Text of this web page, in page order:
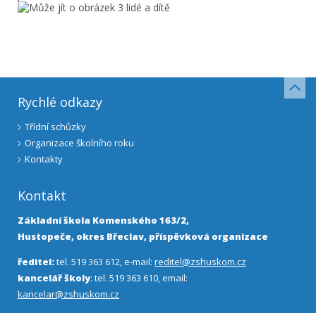
Rychlé odkazy
Třídní schůzky
Organizace školního roku
Kontakty
Kontakt
Základní škola Komenského 163/2,
Hustopeče, okres Břeclav, příspěvková organizace
ředitel:tel. 519 363 612, e-mail: reditel@zshuskom.cz
kancelář školy: tel. 519 363 610, email:
kancelar@zshuskom.cz